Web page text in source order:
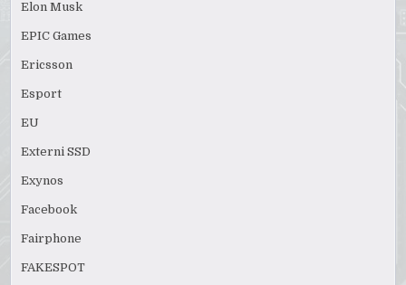
Elon Musk
EPIC Games
Ericsson
Esport
EU
Externi SSD
Exynos
Facebook
Fairphone
FAKESPOT